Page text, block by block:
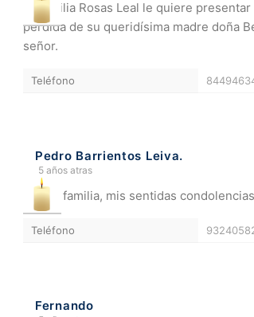
La familia Rosas Leal le quiere
pérdida de su queridísima madre doña
señor.
Teléfono
Pedro Barrientos Leiva.
5 años atras
José y familia, mis sentidas
Teléfono
Fernando